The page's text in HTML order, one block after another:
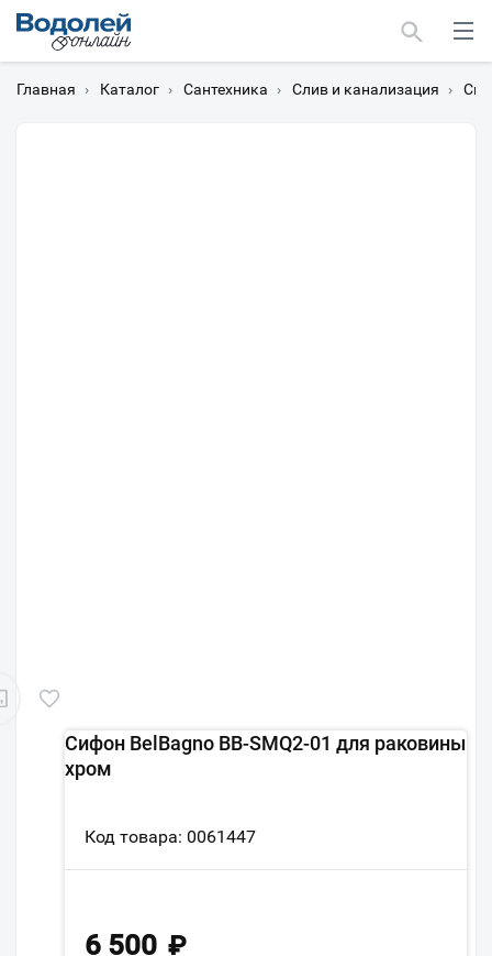
Главная › Каталог › Сантехника › Слив и канализация ›
Сифон BelBagno BB-SMQ2-01 для раковины
хром
Код товара: 0061447
6 500 ₽